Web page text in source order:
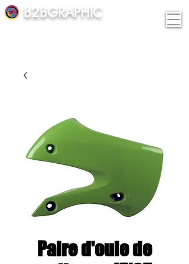
B2BGRAPHIC
Paire d'ouie de